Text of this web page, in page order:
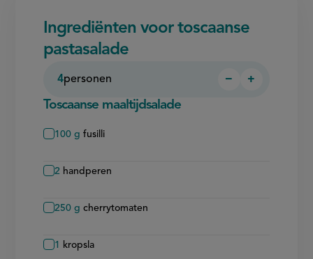
Ingrediënten voor toscaanse
pastasalade
4personen
Persoon
−
Persoon
+
Toscaanse maaltijdsalade
100 g fusilli
2 handperen
250 g cherrytomaten
1 kropsla